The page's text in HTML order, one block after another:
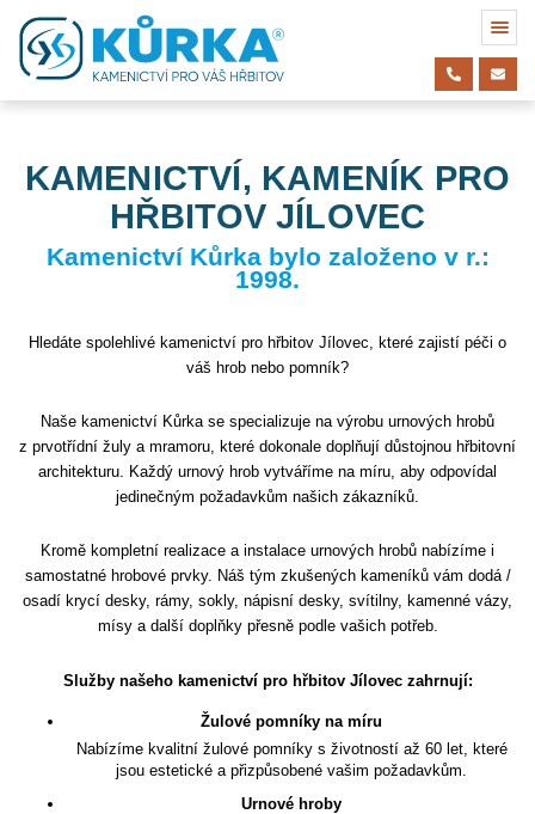
KAMENICTVÍ, KAMENÍK PRO
HŘBITOV JÍLOVEC
Kamenictví Kůrka bylo založeno v r.:
1998.
Hledáte spolehlivé kamenictví pro hřbitov Jílovec, které zajistí péči o
váš hrob nebo pomník?
Naše kamenictví Kůrka se specializuje na výrobu urnových hrobů
z prvotřídní žuly a mramoru, které dokonale doplňují důstojnou hřbitovní
architekturu. Každý urnový hrob vytváříme na míru, aby odpovídal
jedinečným požadavkům našich zákazníků.
Kromě kompletní realizace a instalace urnových hrobů nabízíme i
samostatné hrobové prvky. Náš tým zkušených kameníků vám dodá /
osadí krycí desky, rámy, sokly, nápisní desky, svítilny, kamenné vázy,
mísy a další doplňky přesně podle vašich potřeb.
Služby našeho kamenictví pro hřbitov Jílovec zahrnují:
Žulové pomníky na míru
Nabízíme kvalitní žulové pomníky s životností až 60 let, které
jsou estetické a přizpůsobené vašim požadavkům.
Urnové hroby